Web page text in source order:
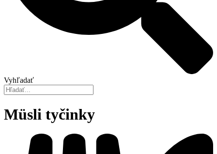
Vyhľadať
Müsli tyčinky